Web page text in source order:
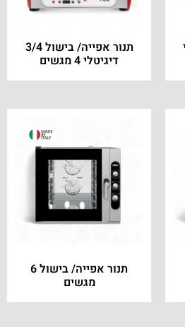
תנור אפייה/ בישול 3/4
דיגיטלי 4 מגשים
תנור אפייה/ בישול 6
מגשים